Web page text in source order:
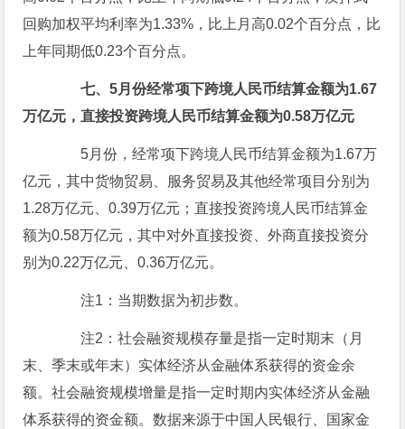
回购加权平均利率为1.33%，比上月高0.02个百分点，比
上年同期低0.23个百分点。
七、5月份经常项下跨境人民币结算金额为1.67
万亿元，直接投资跨境人民币结算金额为0.58万亿元
5月份，经常项下跨境人民币结算金额为1.67万
亿元，其中货物贸易、服务贸易及其他经常项目分别为
1.28万亿元、0.39万亿元；直接投资跨境人民币结算金
额为0.58万亿元，其中对外直接投资、外商直接投资分
别为0.22万亿元、0.36万亿元。
注1：当期数据为初步数。
注2：社会融资规模存量是指一定时期末（月
末、季末或年末）实体经济从金融体系获得的资金余
额。社会融资规模增量是指一定时期内实体经济从金融
体系获得的资金额。数据来源于中国人民银行、国家金